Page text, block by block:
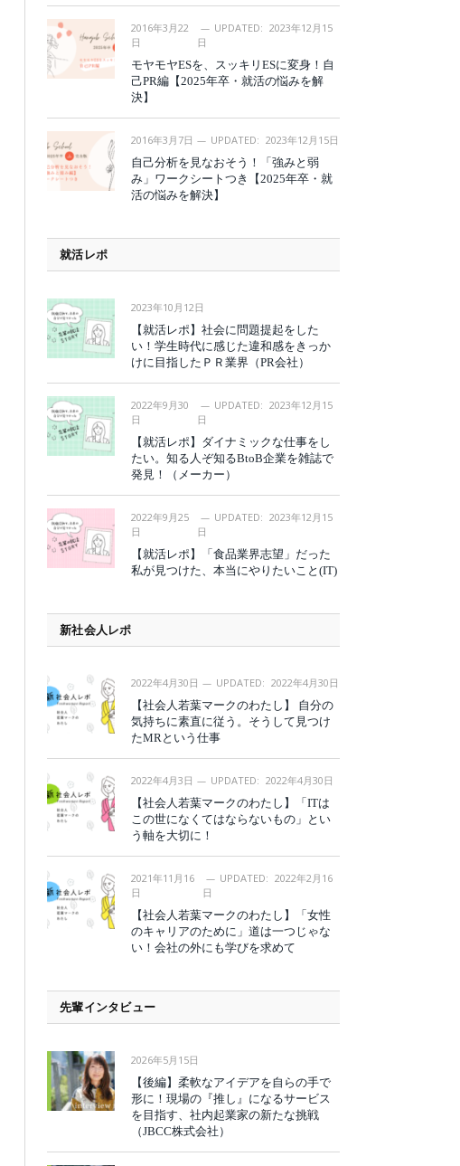
2016年3月22
日
UPDATED: 2023年12月15
日
モヤモヤESを、スッキリESに変身！自
己PR編【2025年卒・就活の悩みを解
決】
2016年3月7日 UPDATED: 2023年12月15日
自己分析を見なおそう！「強みと弱
み」ワークシートつき【2025年卒・就
活の悩みを解決】
就活レポ
2023年10月12日
【就活レポ】社会に問題提起をした
い！学生時代に感じた違和感をきっか
けに目指したＰＲ業界（PR会社）
2022年9月30
日
UPDATED: 2023年12月15
日
【就活レポ】ダイナミックな仕事をし
たい。知る人ぞ知るBtoB企業を雑誌で
発見！（メーカー）
2022年9月25
日
UPDATED: 2023年12月15
日
【就活レポ】「食品業界志望」だった
私が見つけた、本当にやりたいこと(IT)
新社会人レポ
2022年4月30日 UPDATED: 2022年4月30日
【社会人若葉マークのわたし】 自分の
気持ちに素直に従う。そうして見つけ
たMRという仕事
2022年4月3日 UPDATED: 2022年4月30日
【社会人若葉マークのわたし】「ITは
この世になくてはならないもの」とい
う軸を大切に！
2021年11月16
日
UPDATED: 2022年2月16
日
【社会人若葉マークのわたし】「女性
のキャリアのために」道は一つじゃな
い！会社の外にも学びを求めて
先輩インタビュー
2026年5月15日
【後編】柔軟なアイデアを自らの手で
形に！現場の『推し』になるサービス
を目指す、社内起業家の新たな挑戦
（JBCC株式会社）